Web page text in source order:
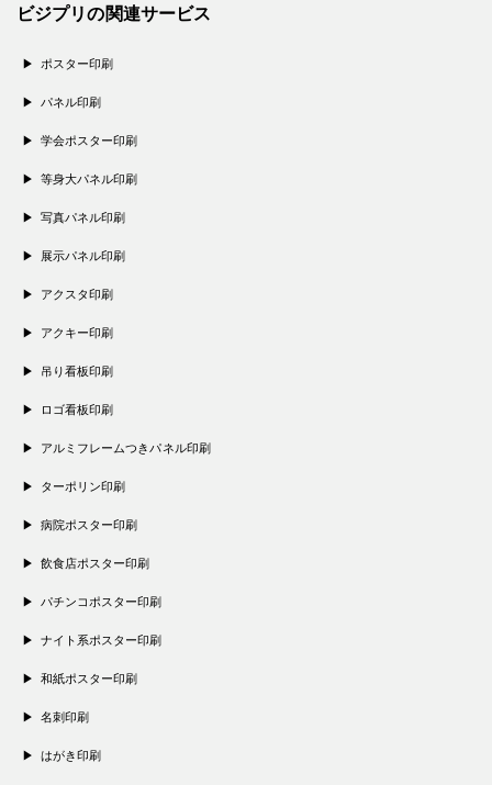
ビジプリの関連サービス
ポスター印刷
パネル印刷
学会ポスター印刷
等身大パネル印刷
写真パネル印刷
展示パネル印刷
アクスタ印刷
アクキー印刷
吊り看板印刷
ロゴ看板印刷
アルミフレームつきパネル印刷
ターポリン印刷
病院ポスター印刷
飲食店ポスター印刷
パチンコポスター印刷
ナイト系ポスター印刷
和紙ポスター印刷
名刺印刷
はがき印刷